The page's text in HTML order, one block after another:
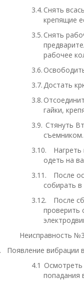
3.4. Снять
крепящие
3.5. Снять
рабочее
3.6.
3.7.Достать
3.8.
гайки,
3.9. Стянуть
съемником.
3.10.
Нагреть
одеть на
3.11.
После
собирать
3.12.
После
проверить
Неисправность №3
Появление вибрации
4.1 Осмотреть
попадания